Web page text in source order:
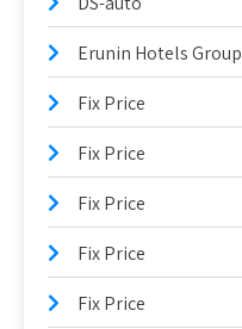
Erunin Hotels Group
Fix Price
Fix Price
Fix Price
Fix Price
Fix Price